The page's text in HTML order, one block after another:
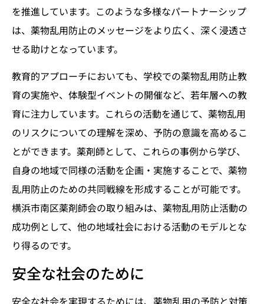
を推進しています。このような多様なパートナーシップ
は、薬物乱用防止のメッセージをより広く、深く浸透さ
せる助けとなっています。
教育的アプローチにおいても、学校での薬物乱用防止教
育の実施や、体験型イベントの開催など、若年層への教
育に注力しています。これらの活動を通じて、薬物乱用
のリスクについての理解を深め、予防の意識を高めるこ
とができます。薬剤師として、これらの事例から学び、
自身の地域で同様の活動を企画・実施することで、薬物
乱用防止のための共同戦線を形成することが可能です。
横浜市南区薬剤師会の取り組みは、薬物乱用防止活動の
成功例として、他の地域社会における活動のモデルとな
り得るのです。
安全な社会のために
安全な社会を実現するためには、薬物乱用の予防と対策